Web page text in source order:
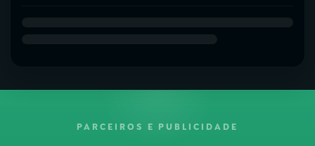
PARCEIROS E PUBLICIDADE